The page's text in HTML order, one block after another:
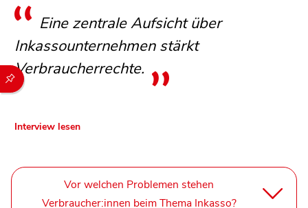
Durch die folgenden Buttons können Sie direkt auf einen
Eine zentrale Aufsicht über
Inkassounternehmen stärkt
Verbraucherrechte.
Interview lesen
Vor welchen Problemen stehen
Verbraucher:innen beim Thema Inkasso?